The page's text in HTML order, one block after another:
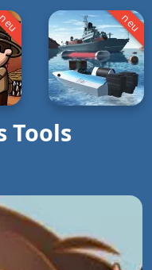
neu
Tools